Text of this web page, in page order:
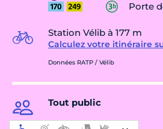
Porte
Station Vélib à 177 m
Calculez votre itinéraire
Données RATP / Vélib
Tout public